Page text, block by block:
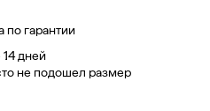
гарантии
дней
не подошел размер